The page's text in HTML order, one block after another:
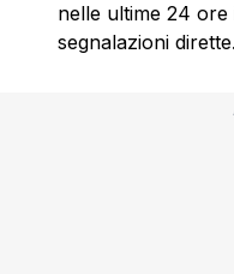
nelle ultime 24
segnalazioni dirette.